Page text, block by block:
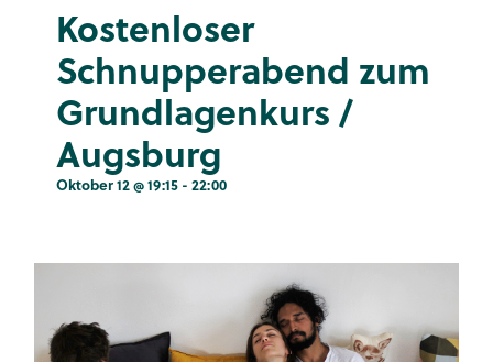
Kostenloser
Schnupperabend zum
Grundlagenkurs /
Augsburg
Oktober 12 @ 19:15- 22:00